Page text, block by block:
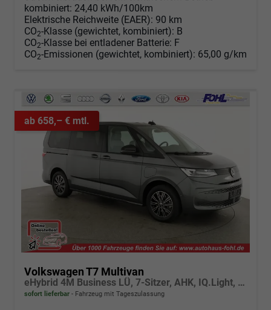
kombiniert: 24,40 kWh/100km
Elektrische Reichweite (EAER): 90 km
CO2-Klasse (gewichtet, kombiniert): B
CO2-Klasse bei entladener Batterie: F
CO2-Emissionen (gewichtet, kombiniert): 65,00 g/km
ab 658,– € mtl.
Volkswagen T7 Multivan
eHybrid 4M Business LÜ, 7-Sitzer, AHK, IQ.Light, easyOpen, Navi, 5-J Garantie
sofort lieferbar Fahrzeug mit Tageszulassung